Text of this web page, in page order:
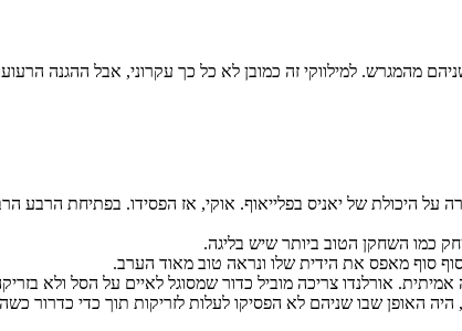
שניהם מהמגרש. למילווקי זה כמובן לא כל כך עקרוני, אבל ההגנה
היכולת של יאניס בפלייאוף. אוקי, אז הפסידו. בפתיחת הרבע
כמו השחקן הטוב ביותר שיש בליגה.
סוף מאפס את הידית שלו ונראה טוב מאוד הערב.
אורלנדו צריכה מוביל כדור שמסוגל לאיים על הסל ולא
היה האופן שבו שניהם לא הפסיקו לעלות לזריקות תוך כדי כדרור